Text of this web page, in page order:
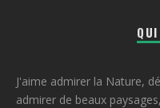
J'aime admirer la Nature,
admirer de beaux